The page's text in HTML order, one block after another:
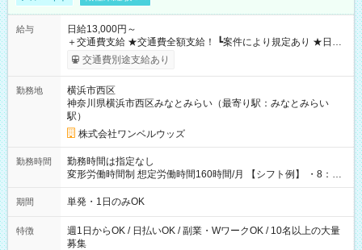
給与
日給13,000円～
＋交通費支給 ★交通費全額支給！ ┗案件により規定あり ★日払
いOK！（規定あり） ┗働いたその日に現金GET♪ お仕事後はコ
ンビニATMから 日払い分を引き落とせます！ 【試用期間】試
交通費別途支給あり
勤務地
横浜市西区
神奈川県横浜市西区みなとみらい（最寄り駅：みなとみらい
駅）
株式会社ワンベルウッズ
勤務時間
勤務時間は指定なし
変形労働時間制 想定労働時間160時間/月 【シフト例】 ・8：00
～21：00
期間 単発・1日のみOK
特徴
週1日からOK / 日払いOK / 副業・WワークOK / 10名以上の大量
募集